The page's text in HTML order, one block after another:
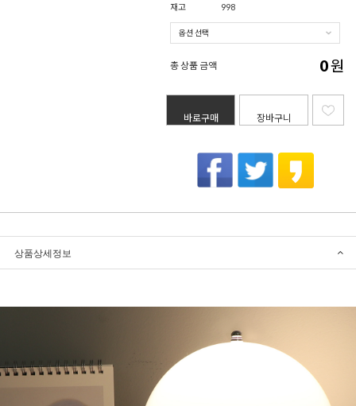
재고 998
총 상품 금액 0원
바로구매 장바구니
상품상세정보